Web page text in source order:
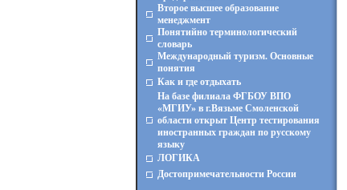
Второе высшее образование
менеджмент
Понятийно терминологический
словарь
Международный туризм. Основные
понятия
Как и где отдыхать
На базе филиала ФГБОУ ВПО
«МГИУ» в г.Вязьме Смоленской
области открыт Центр тестирования
иностранных граждан по русскому
языку
ЛОГИКА
Достопримечательности России